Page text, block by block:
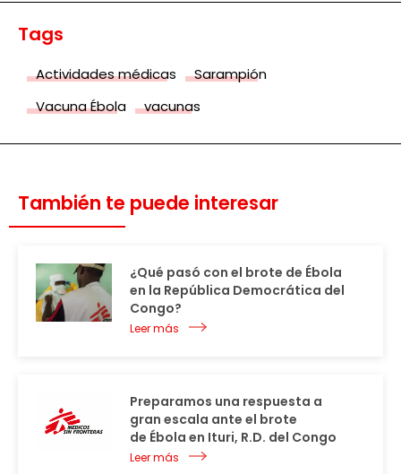
Tags
Actividades médicas
Sarampión
Vacuna Ébola
vacunas
También te puede interesar
¿Qué pasó con el brote de Ébola
en la República Democrática del
Congo?
Leer más
Preparamos una respuesta a
gran escala ante el brote
de Ébola en Ituri, R.D. del Congo
Leer más